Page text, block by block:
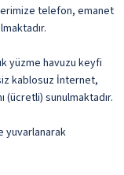
telefon, emanet
yüzme havuzu keyfi
kablosuz İnternet,
(ücretli) sunulmaktadır.
yuvarlanarak